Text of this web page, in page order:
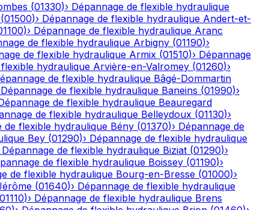
(01330)› Dépannage de flexible hydraulique
(01500)› Dépannage de flexible hydraulique Andert-et-
)› Dépannage de flexible hydraulique Aranc
de flexible hydraulique Arbigny (01190)›
de flexible hydraulique Armix (01510)› Dépannage
hydraulique Arvière-en-Valromey (01260)›
de flexible hydraulique Bâgé-Dommartin
Dépannage de flexible hydraulique Baneins (01990)›
de flexible hydraulique Beauregard
de flexible hydraulique Belleydoux (01130)›
de flexible hydraulique Bény (01370)› Dépannage de
Bey (01290)› Dépannage de flexible hydraulique
Dépannage de flexible hydraulique Biziat (01290)›
de flexible hydraulique Boissey (01190)›
de flexible hydraulique Bourg-en-Bresse (01000)›
(01640)› Dépannage de flexible hydraulique
01110)› Dépannage de flexible hydraulique Brens